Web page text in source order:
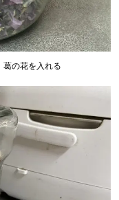
の花を入れる